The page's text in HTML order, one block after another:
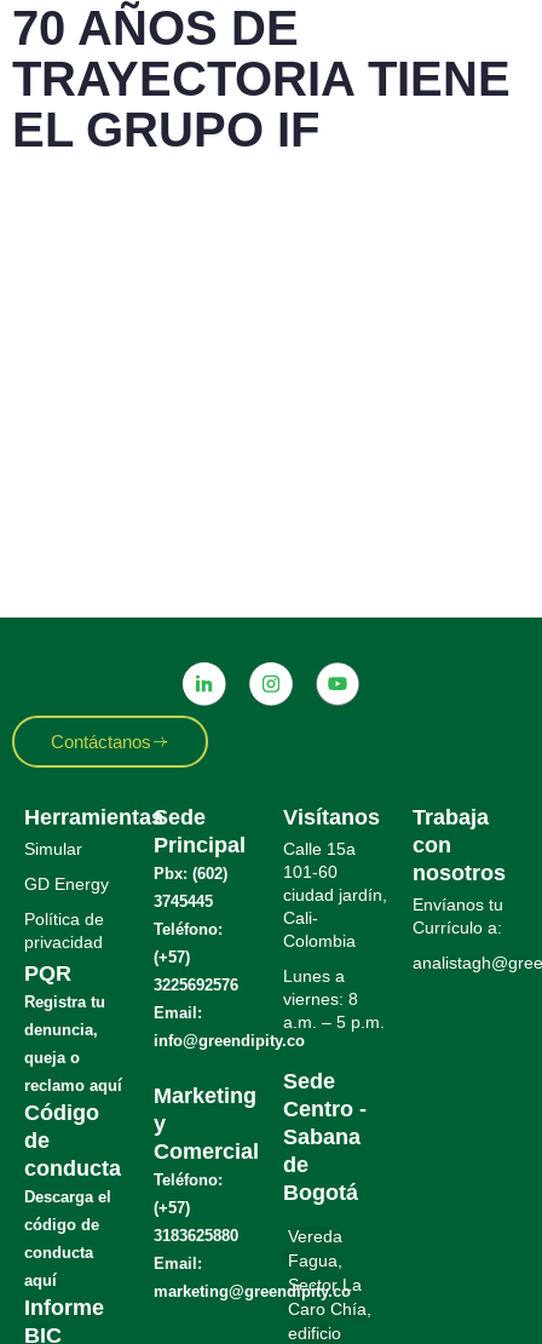
70 AÑOS DE
TRAYECTORIA TIENE
EL GRUPO IF
Contáctanos
Herramientas
Simular
GD Energy
Política de
privacidad
PQR
Registra tu
denuncia,
queja o
reclamo aquí
Código
de
conducta
Descarga el
código de
conducta
aquí
Informe
BIC
Sede
Principal
Pbx: (602)
3745445
Teléfono:
(+57)
3225692576
Email:
info@greendipity.co
Marketing
y
Comercial
Teléfono:
(+57)
3183625880
Email:
marketing@greendipity.co
Visítanos
Calle 15a
101-60
ciudad jardín,
Cali-
Colombia
Lunes a
viernes: 8
a.m. – 5 p.m.
Sede
Centro -
Sabana
de
Bogotá
Vereda
Fagua,
Sector La
Caro Chía,
edificio
Trabaja
con
nosotros
Envíanos tu
Currículo a: